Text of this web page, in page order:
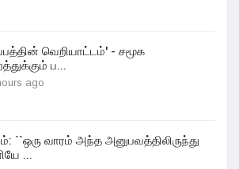
வெறியாட்டம்' - சமூக
ப...
ago
``ஒரு வாரம் அந்த அனுபவத்திலிருந்து
...